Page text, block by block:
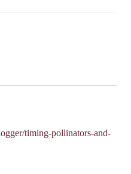
timing-pollinators-and-